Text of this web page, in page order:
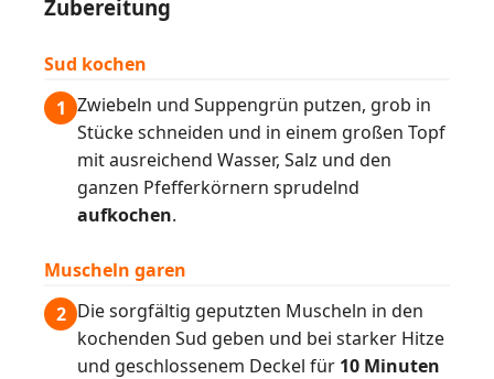
Zubereitung
Sud kochen
1 Zwiebeln und Suppengrün putzen, grob in
Stücke schneiden und in einem großen Topf
mit ausreichend Wasser, Salz und den
ganzen Pfefferkörnern sprudelnd
aufkochen.
Muscheln garen
2 Die sorgfältig geputzten Muscheln in den
kochenden Sud geben und bei starker Hitze
und geschlossenem Deckel für 10 Minuten